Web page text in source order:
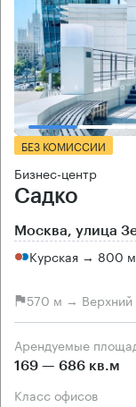
БЕЗ КОМИССИИ
Бизнес-центр
Садко
Москва, улица
Курская → 800 м
570 м → Верхний
Арендуемые
169 — 686 кв.м
Класс офисов